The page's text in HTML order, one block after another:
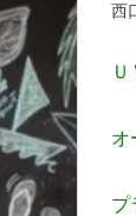
西